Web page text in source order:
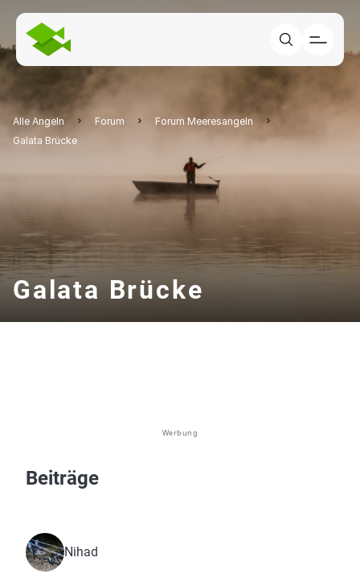
Alle Angeln Forum
Forum Meeresangeln
Galata Brücke
Galata Brücke
Werbung
Beiträge
Nihad